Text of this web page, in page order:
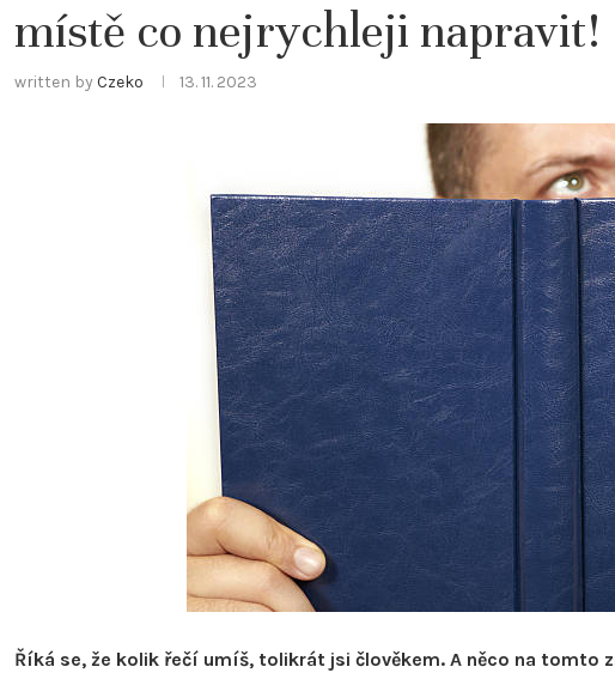
místě co nejrychleji napravit!
written by Czeko 13. 11. 2023
Říká se, že kolik řečí umíš, tolikrát jsi člověkem. A něco na tomto